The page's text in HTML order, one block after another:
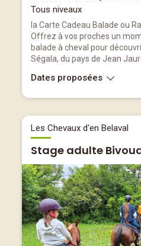
Tous niveaux
la Carte Cadeau Balade ou
Offrez à vos proches un
balade à cheval pour
Ségala, du pays de Jean
Dates proposées
Les Chevaux d'en Belaval
Stage adulte